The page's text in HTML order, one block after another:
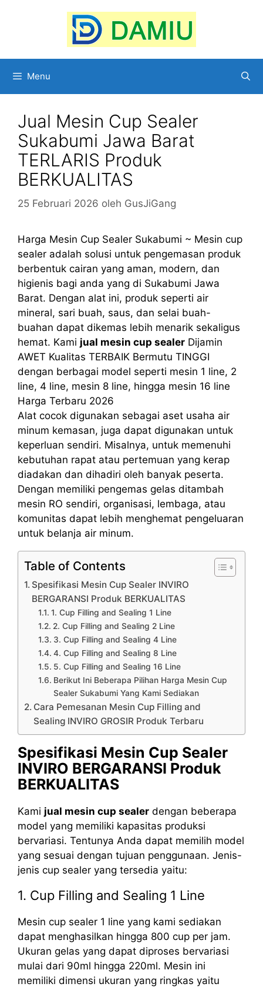
Menu
Jual Mesin Cup Sealer
Sukabumi Jawa Barat
TERLARIS Produk
BERKUALITAS
25 Februari 2026 oleh GusJiGang
Harga Mesin Cup Sealer Sukabumi ~ Mesin cup
sealer adalah solusi untuk pengemasan produk
berbentuk cairan yang aman, modern, dan
higienis bagi anda yang di Sukabumi Jawa
Barat. Dengan alat ini, produk seperti air
mineral, sari buah, saus, dan selai buah-
buahan dapat dikemas lebih menarik sekaligus
hemat. Kami jual mesin cup sealer Dijamin
AWET Kualitas TERBAIK Bermutu TINGGI
dengan berbagai model seperti mesin 1 line, 2
line, 4 line, mesin 8 line, hingga mesin 16 line
Harga Terbaru 2026
Alat cocok digunakan sebagai aset usaha air
minum kemasan, juga dapat digunakan untuk
keperluan sendiri. Misalnya, untuk memenuhi
kebutuhan rapat atau pertemuan yang kerap
diadakan dan dihadiri oleh banyak peserta.
Dengan memiliki pengemas gelas ditambah
mesin RO sendiri, organisasi, lembaga, atau
komunitas dapat lebih menghemat pengeluaran
untuk belanja air minum.
Table of Contents
Spesifikasi Mesin Cup Sealer INVIRO
BERGARANSI Produk BERKUALITAS
1. Cup Filling and Sealing 1 Line
2. Cup Filling and Sealing 2 Line
3. Cup Filling and Sealing 4 Line
4. Cup Filling and Sealing 8 Line
5. Cup Filling and Sealing 16 Line
Berikut Ini Beberapa Pilihan Harga Mesin Cup
Sealer Sukabumi Yang Kami Sediakan
Cara Pemesanan Mesin Cup Filling and
Sealing INVIRO GROSIR Produk Terbaru
Spesifikasi Mesin Cup Sealer
INVIRO BERGARANSI Produk
BERKUALITAS
Kami jual mesin cup sealer dengan beberapa
model yang memiliki kapasitas produksi
bervariasi. Tentunya Anda dapat memilih model
yang sesuai dengan tujuan penggunaan. Jenis-
jenis cup sealer yang tersedia yaitu:
1. Cup Filling and Sealing 1 Line
Mesin cup sealer 1 line yang kami sediakan
dapat menghasilkan hingga 800 cup per jam.
Ukuran gelas yang dapat diproses bervariasi
mulai dari 90ml hingga 220ml. Mesin ini
memiliki dimensi ukuran yang ringkas yaitu